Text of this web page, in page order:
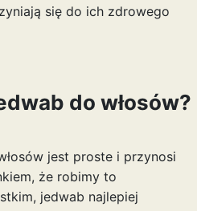
się do ich zdrowego
do włosów?
jest proste i przynosi
że robimy to
jedwab najlepiej